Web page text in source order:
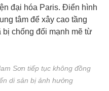
đại hóa Paris. Điển hình
tâm để xây cao tầng
chống đối mạnh mẽ từ
Sơn tiếp tục không đồng
di sản bị ảnh hưởng